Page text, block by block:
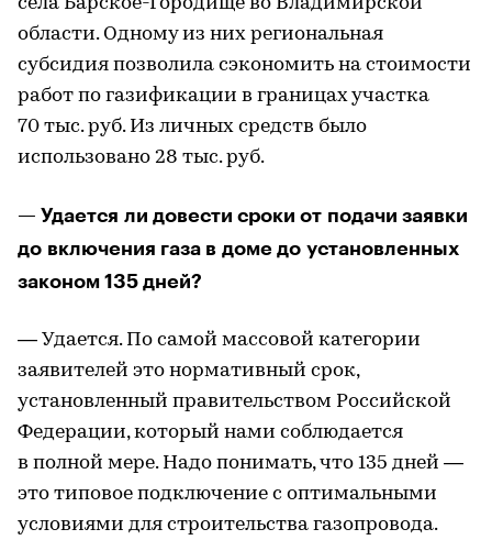
области. Одному из них региональная
субсидия позволила сэкономить на стоимости
работ по газификации в границах участка
70 тыс. руб. Из личных средств было
использовано 28 тыс. руб.
— Удается ли довести сроки от подачи заявки
до включения газа в доме до установленных
законом 135 дней?
— Удается. По самой массовой категории
заявителей это нормативный срок,
установленный правительством Российской
Федерации, который нами соблюдается
в полной мере. Надо понимать, что 135 дней —
это типовое подключение с оптимальными
условиями для строительства газопровода.